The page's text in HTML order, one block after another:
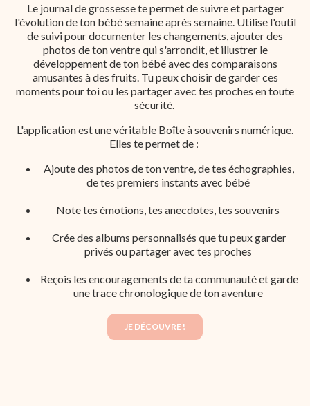
Le journal de grossesse te permet de suivre et partager
l'évolution de ton bébé semaine après semaine. Utilise l'outil
de suivi pour documenter les changements, ajouter des
photos de ton ventre qui s'arrondit, et illustrer le
développement de ton bébé avec des comparaisons
amusantes à des fruits. Tu peux choisir de garder ces
moments pour toi ou les partager avec tes proches en toute
sécurité.
L'application est une véritable Boîte à souvenirs numérique.
Elles te permet de :
Ajoute des photos de ton ventre, de tes échographies,
de tes premiers instants avec bébé
Note tes émotions, tes anecdotes, tes souvenirs
Crée des albums personnalisés que tu peux garder
privés ou partager avec tes proches
Reçois les encouragements de ta communauté et garde
une trace chronologique de ton aventure
JE DÉCOUVRE !